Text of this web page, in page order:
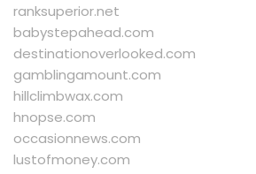
ranksuperior.net
babystepahead.com
destinationoverlooked.com
gamblingamount.com
hillclimbwax.com
hnopse.com
occasionnews.com
lustofmoney.com